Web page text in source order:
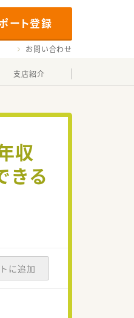
ート登録
お問い合わせ
支店紹介
収
きる
に追加